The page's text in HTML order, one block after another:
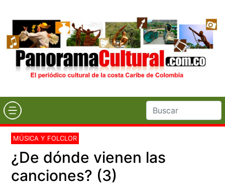
MÚSICA Y FOLCLOR
¿De dónde vienen las
canciones? (3)